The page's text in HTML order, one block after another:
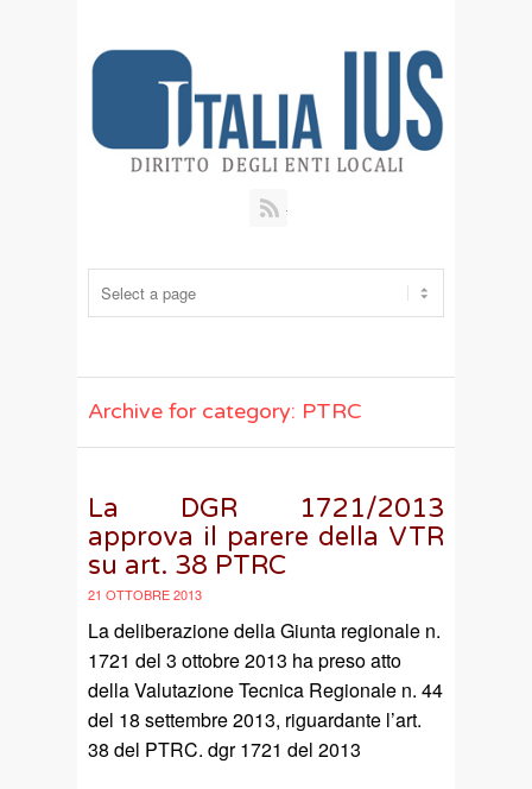
Archive for category: PTRC
La DGR 1721/2013
approva il parere della VTR
su art. 38 PTRC
21 OTTOBRE 2013
La deliberazione della Giunta regionale n.
1721 del 3 ottobre 2013 ha preso atto
della Valutazione Tecnica Regionale n. 44
del 18 settembre 2013, riguardante l’art.
38 del PTRC. dgr 1721 del 2013